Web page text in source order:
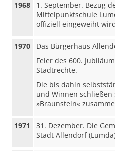
1968
1. September. Bezug
Mittelpunktschule
offiziell eingeweiht
1970
Das Bürgerhaus
Feier des 600.
Stadtrechte.
Die bis dahin
und Winnen schließen
»Braunstein«
1971
31. Dezember. Die
Stadt Allendorf